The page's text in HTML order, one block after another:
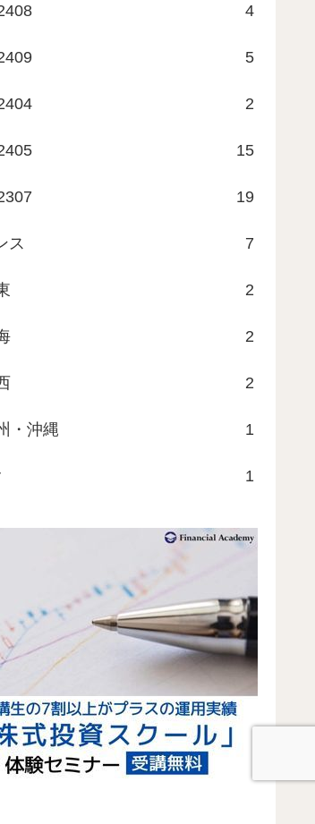
4
5
2
15
19
ス 7
2
2
2
・沖縄 1
1